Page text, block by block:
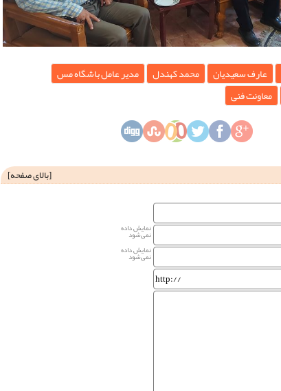
عارف سعیدیان محمد کهندل
مدیر عامل باشگاه مس
معاونت فنی
[بالای صفحه]
نمایش داده
نمی‌شود
نمایش داده
نمی‌شود